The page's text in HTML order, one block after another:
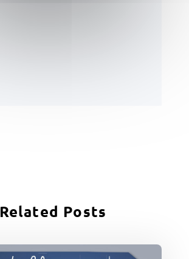
Related Posts